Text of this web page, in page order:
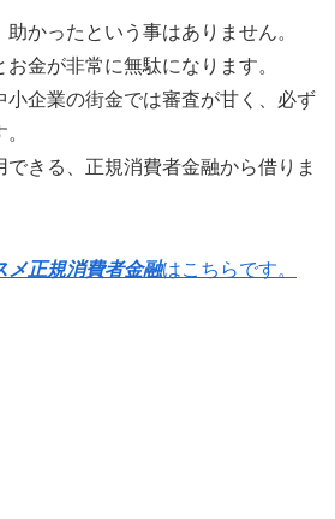
かったという事はありません。
金が非常に無駄になります。
小企業の街金では審査が甘く、必ず
きる、正規消費者金融から借りま
メ正規消費者金融はこちらです。